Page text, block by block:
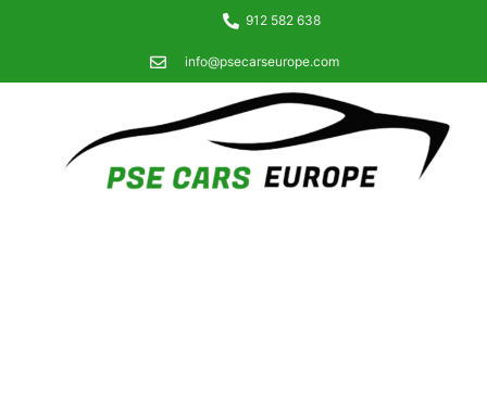
912 582 638
info@psecarseurope.com